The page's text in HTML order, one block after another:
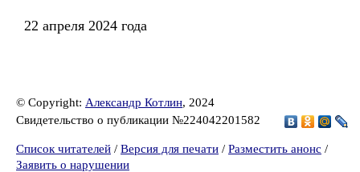
22 апреля 2024 года
© Copyright: Александр Котлин, 2024
Свидетельство о публикации №224042201582
Список читателей / Версия для печати / Разместить анонс /
Заявить о нарушении